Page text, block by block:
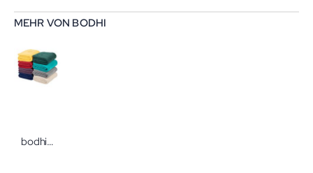
MEHR VON BODHI
bodhi Yogadecke Asana Blanket